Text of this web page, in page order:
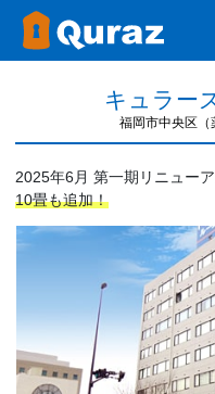
キュラー
福岡市中央区（
2025年6月 第一期リニュー
10畳も追加！